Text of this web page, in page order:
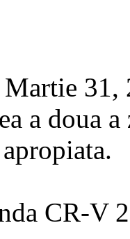
Martie 31,
a doua
CR-V